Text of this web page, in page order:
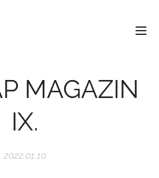
MAGAZIN
IX.
2022.01.10